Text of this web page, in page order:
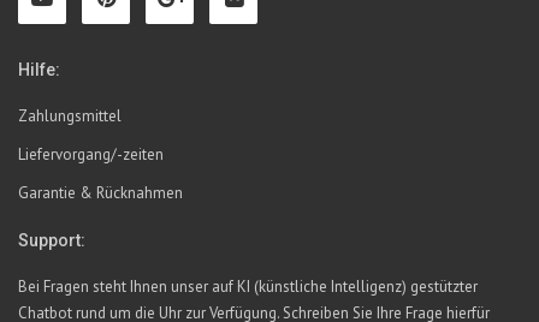
Hilfe:
Zahlungsmittel
Liefervorgang/-zeiten
Garantie & Rücknahmen
Support:
Bei Fragen steht Ihnen unser auf KI (künstliche Intelligenz) gestützter
Chatbot rund um die Uhr zur Verfügung. Schreiben Sie Ihre Frage hierfür